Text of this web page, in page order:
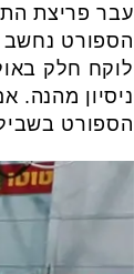
עבר פריצת
הספורט נחשב
לוקח חלק
ניסיון
הספורט